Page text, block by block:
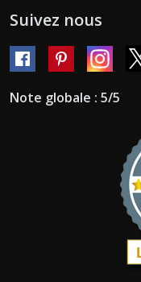
Suivez nous
Note globale : 5/5